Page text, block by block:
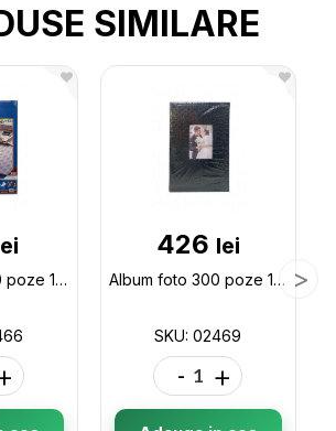
SIMILARE
Album foto 200 poze 10*15cm in cutie 02466
426 lei
Album foto 300 poze 10*15cm de Nunta 02469
SKU: 02469
- +